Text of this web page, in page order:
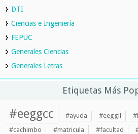
DTI
Ciencias e Ingeniería
FEPUC
Generales Ciencias
Generales Letras
Etiquetas Más
#eeggcc #ayuda #eeggll
#cachimbo
#matricula #facultad